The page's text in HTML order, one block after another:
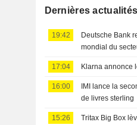
Dernières
19:42
Deutsche Bank
mondial du
17:04 Klarna annonce
16:00
IMI lance la
de livres sterling
15:26
Tritax Big Box